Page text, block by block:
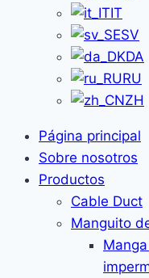
IT
SV
DA
RU
ZH
Página principal
Sobre nosotros
Productos
Cable Duct
Manguito